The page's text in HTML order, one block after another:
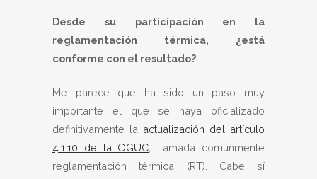
Desde su participación en la
reglamentación térmica, ¿está
conforme con el resultado?
Me parece que ha sido un paso muy
importante el que se haya oficializado
definitivamente la actualización del artículo
4.1.10 de la OGUC , llamada comúnmente
reglamentación térmica (RT). Cabe sí